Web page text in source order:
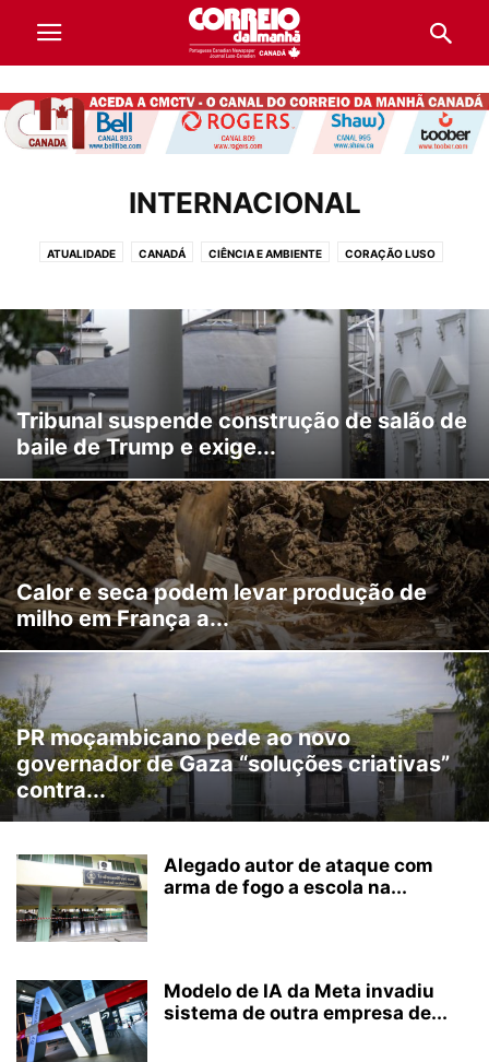
INTERNACIONAL
ATUALIDADE CANADÁ CIÊNCIA E AMBIENTE CORAÇÃO LUSO
ECONOMIA EDUCAÇÃO E TRABALHO INTERNACIONAL LIFESTYLE
OPINIÃO POLÍTICA PORTUGAL SOCIEDADE VIDA E LIFESTYLE
Tribunal suspende construção de salão de
baile de Trump e exige...
Calor e seca podem levar produção de
milho em França a...
PR moçambicano pede ao novo
governador de Gaza “soluções criativas”
contra...
Alegado autor de ataque com
arma de fogo a escola na...
Modelo de IA da Meta invadiu
sistema de outra empresa de...